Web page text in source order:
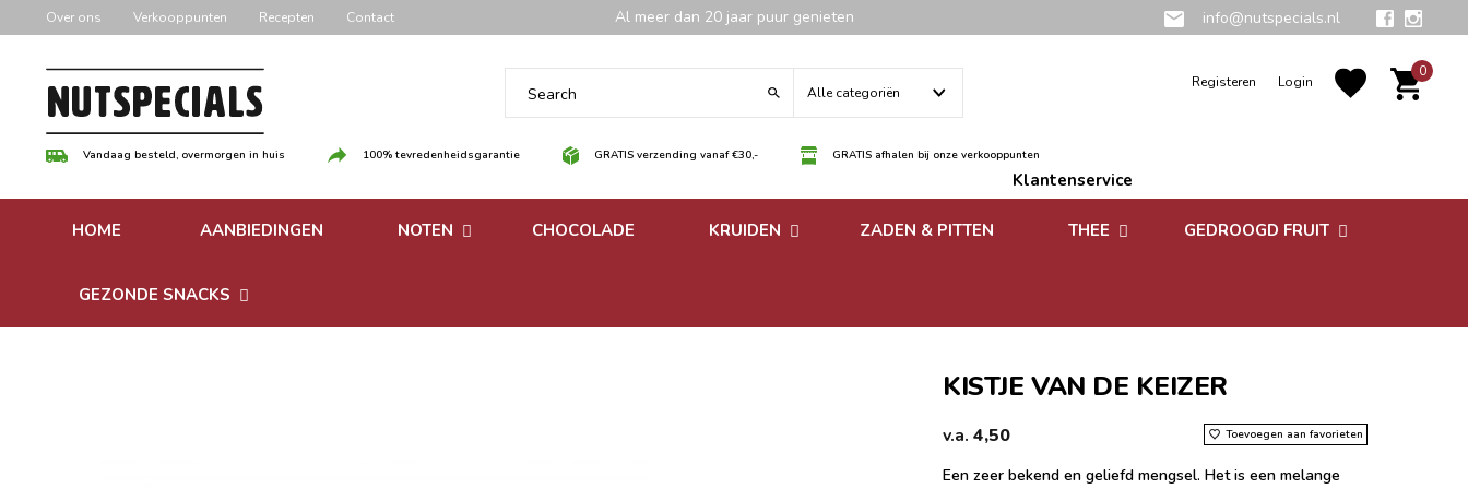
naar
inhoud
Over ons Verkooppunten Recepten Contact Al meer dan 20 jaar puur genieten info@nutspecials.nl
Alle categoriën
0
Registeren Login
Vandaag besteld, overmorgen in huis 100% tevredenheidsgarantie GRATIS verzending vanaf €30,- GRATIS afhalen bij onze verkooppunten
Klantenservice
HOME AANBIEDINGEN NOTEN
Ongebrande noten
CHOCOLADE KRUIDEN
Kruidenmixen zonder
ZADEN & PITTEN THEE
Kruidenthee
Rooibos thee
Witte thee
GEDROOGD FRUIT
Superfoods
GEZONDE SNACKS
KISTJE VAN DE KEIZER
v.a. 4,50 Toevoegen aan favorieten
Een zeer bekend en geliefd mengsel. Het is een melange